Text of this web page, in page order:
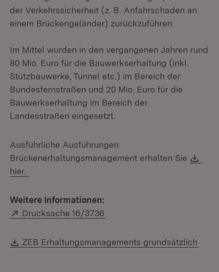
der Verkehrssicherheit (z. B. Anfahrschaden an
einem Brückengeländer) zurückzuführen.
Im Mittel wurden in den vergangenen Jahren rund
80 Mio. Euro für die Bauwerkserhaltung (inkl.
Stützbauwerke, Tunnel etc.) im Bereich der
Bundesfernstraßen und 20 Mio. Euro für die
Bauwerkserhaltung im Bereich der
Landesstraßen eingesetzt.
Ausführliche Ausführungen
Brückenerhaltungsmanagement erhalten Sie
hier.
Weitere Informationen:
Extern:
Drucksache 16/3736
Download:
ZEB Erhaltungsmanagements grundsätzlich